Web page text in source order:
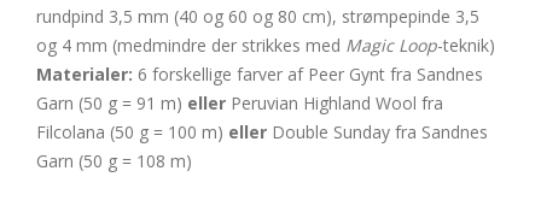
rundpind 3,5 mm (40 og 60 og 80 cm), strømpepinde 3,5
og 4 mm (medmindre der strikkes med Magic Loop-teknik)
Materialer: 6 forskellige farver af Peer Gynt fra Sandnes
Garn (50 g = 91 m) eller Peruvian Highland Wool fra
Filcolana (50 g = 100 m) eller Double Sunday fra Sandnes
Garn (50 g = 108 m)